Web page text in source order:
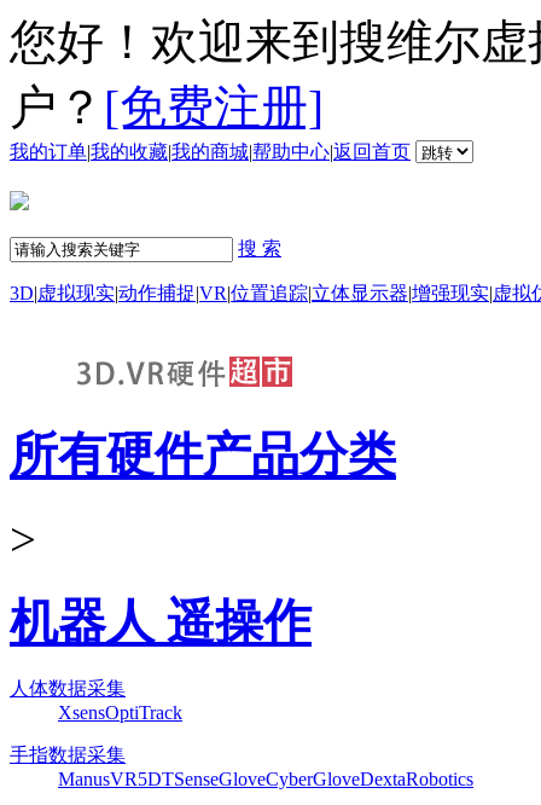
您好！欢迎来到搜维尔
户？ [免费注册]
我的订单|我的收藏|我的商城|帮助中心|返回首页
搜 索
3D|虚拟现实|动作捕捉|VR|位置追踪|立体显示器|增强现实|虚拟
所有硬件产品分类
>
机器人 遥操作
人体数据采集
XsensOptiTrack
手指数据采集
ManusVR5DTSenseGloveCyberGloveDextaRobotics